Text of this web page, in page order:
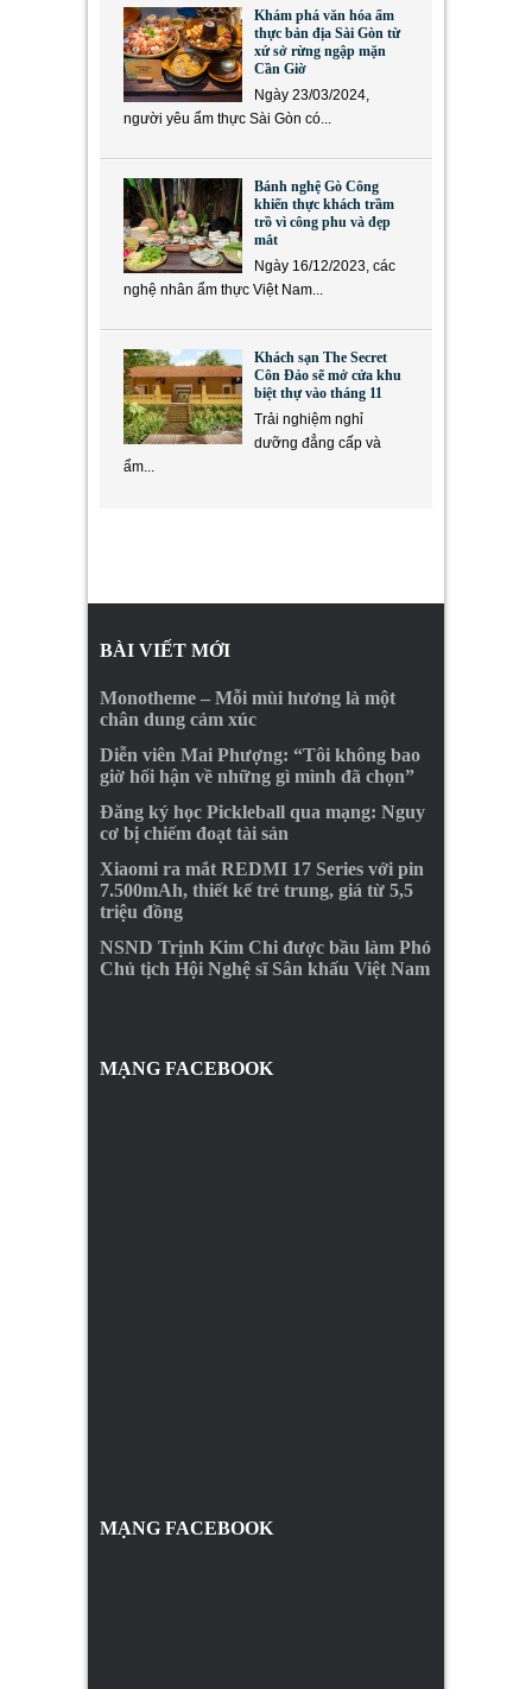
Khám phá văn hóa ẩm
thực bản địa Sài Gòn từ
xứ sở rừng ngập mặn
Cần Giờ
Ngày 23/03/2024,
người yêu ẩm thực Sài Gòn có...
Bánh nghệ Gò Công
khiến thực khách trầm
trồ vì công phu và đẹp
mắt
Ngày 16/12/2023, các
nghệ nhân ẩm thực Việt Nam...
Khách sạn The Secret
Côn Đảo sẽ mở cửa khu
biệt thự vào tháng 11
Trải nghiệm nghỉ
dưỡng đẳng cấp và
ẩm...
BÀI VIẾT MỚI
Monotheme – Mỗi mùi hương là một
chân dung cảm xúc
Diễn viên Mai Phượng: “Tôi không bao
giờ hối hận về những gì mình đã chọn”
Đăng ký học Pickleball qua mạng: Nguy
cơ bị chiếm đoạt tài sản
Xiaomi ra mắt REDMI 17 Series với pin
7.500mAh, thiết kế trẻ trung, giá từ 5,5
triệu đồng
NSND Trịnh Kim Chi được bầu làm Phó
Chủ tịch Hội Nghệ sĩ Sân khấu Việt Nam
MẠNG FACEBOOK
MẠNG FACEBOOK